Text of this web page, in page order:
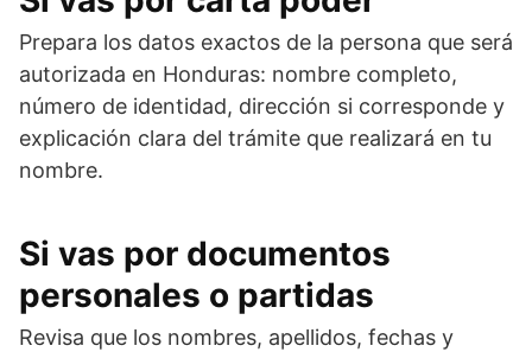
Prepara los datos exactos de la persona que será
autorizada en Honduras: nombre completo,
número de identidad, dirección si corresponde y
explicación clara del trámite que realizará en tu
nombre.
Si vas por documentos
personales o partidas
Revisa que los nombres, apellidos, fechas y